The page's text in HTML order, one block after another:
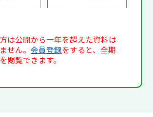
は公開から一年を超えた資料は
せん。会員登録をすると、全期
閲覧できます。